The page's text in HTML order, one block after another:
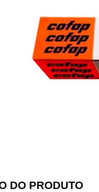
DO PRODUTO